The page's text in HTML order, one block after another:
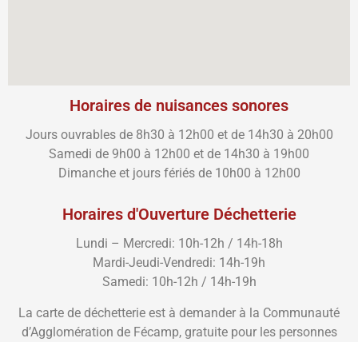
Horaires de nuisances sonores
Jours ouvrables de 8h30 à 12h00 et de 14h30 à 20h00
Samedi de 9h00 à 12h00 et de 14h30 à 19h00
Dimanche et jours fériés de 10h00 à 12h00
Horaires d'Ouverture Déchetterie
Lundi – Mercredi: 10h-12h / 14h-18h
Mardi-Jeudi-Vendredi: 14h-19h
Samedi: 10h-12h / 14h-19h
La carte de déchetterie est à demander à la Communauté
d’Agglomération de Fécamp, gratuite pour les personnes